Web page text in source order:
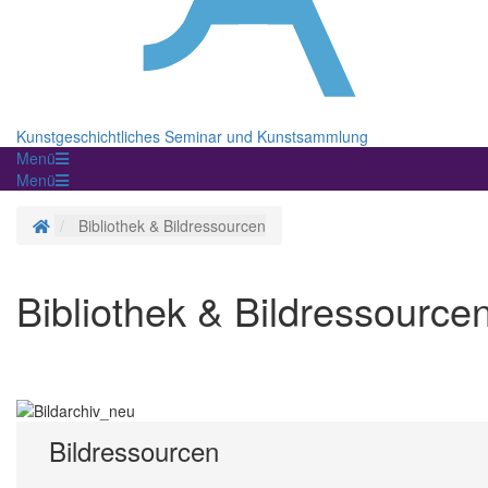
Kunstgeschichtliches Seminar und Kunstsammlung
Menü
Menü
StartseiteBibliothek & Bildressourcen
Bibliothek &
Bildressourcen